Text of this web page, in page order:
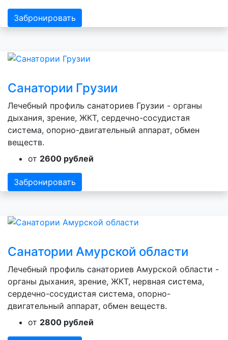
Забронировать
Санатории Грузии
Лечебный профиль санаториев Грузии - органы
дыхания, зрение, ЖКТ, сердечно-сосудистая
система, опорно-двигательный аппарат, обмен
веществ.
от 2600 рублей
Забронировать
Санатории Амурской области
Лечебный профиль санаториев Амурской области -
органы дыхания, зрение, ЖКТ, нервная система,
сердечно-сосудистая система, опорно-
двигательный аппарат, обмен веществ.
от 2800 рублей